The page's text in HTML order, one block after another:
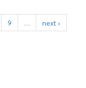
9 …
next ›